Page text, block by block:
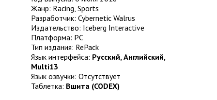
Жанр: Racing, Sports
Разработчик: Cybernetic Walrus
Издательство: Iceberg Interactive
Платформа: PC
Тип издания: RePack
Язык интерфейса: Русский, Английский,
Multi13
Язык озвучки: Отсутствует
Таблетка: Вшита (CODEX)